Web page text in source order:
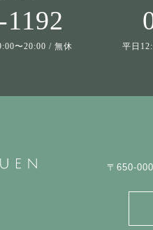
〜20:00 / 無休 平日
〒650-